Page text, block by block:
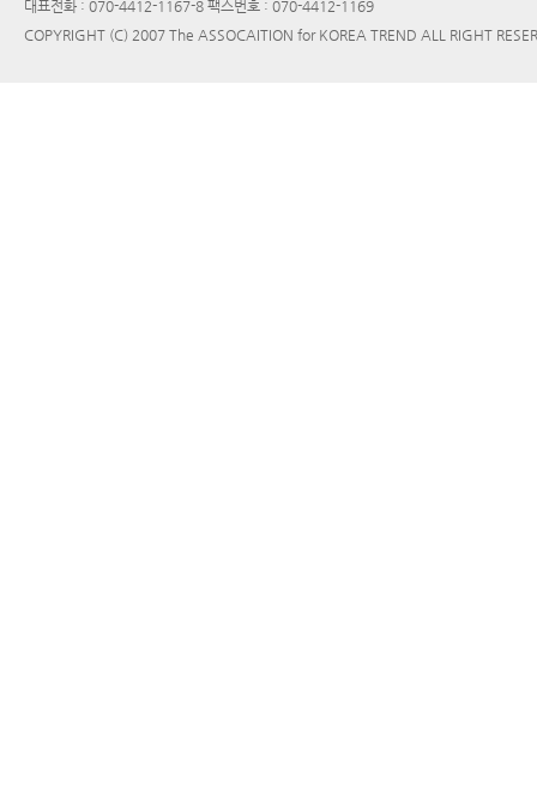
대표전화 : 070-4412-1167-8 팩스번호 : 070-4412-1169
COPYRIGHT (C) 2007 The ASSOCAITION for KOREA TREND ALL RIGHT